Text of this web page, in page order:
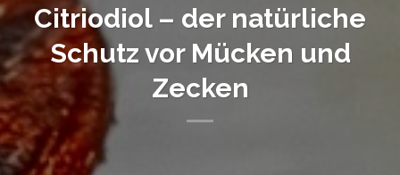
Citriodiol – der natürliche
Schutz vor Mücken und
Zecken